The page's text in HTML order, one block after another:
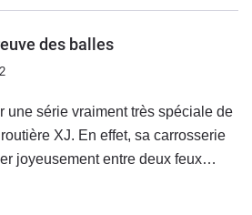
des balles
2
une série vraiment très spéciale de
XJ. En effet, sa carrosserie
joyeusement entre deux feux